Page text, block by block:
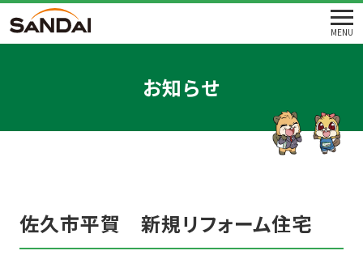
MENU
お知らせ
佐久市平賀 新規リフォーム住宅